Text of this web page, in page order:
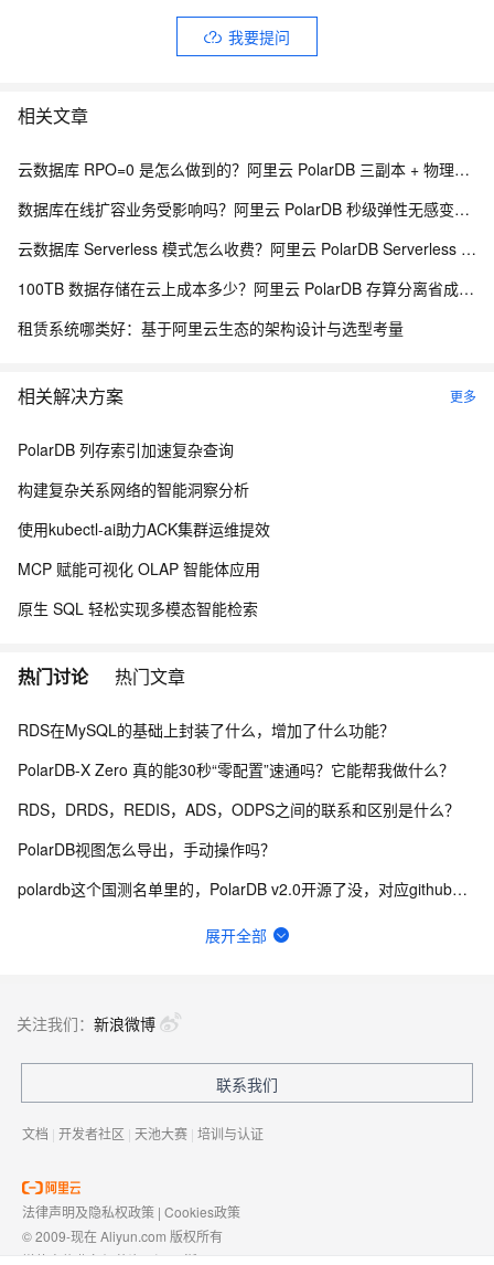
我要提问
相关文章
云数据库 RPO=0 是怎么做到的？阿里云 PolarDB 三副本 + 物理复制解析
数据库在线扩容业务受影响吗？阿里云 PolarDB 秒级弹性无感变配解析
云数据库 Serverless 模式怎么收费？阿里云 PolarDB Serverless 按需计费解析
100TB 数据存储在云上成本多少？阿里云 PolarDB 存算分离省成本解析
租赁系统哪类好：基于阿里云生态的架构设计与选型考量
相关解决方案 更多
PolarDB 列存索引加速复杂查询
构建复杂关系网络的智能洞察分析
使用kubectl-ai助力ACK集群运维提效
MCP 赋能可视化 OLAP 智能体应用
原生 SQL 轻松实现多模态智能检索
热门讨论 热门文章
RDS在MySQL的基础上封装了什么，增加了什么功能？
PolarDB-X Zero 真的能30秒“零配置”速通吗？它能帮我做什么？
RDS，DRDS，REDIS，ADS，ODPS之间的联系和区别是什么？
PolarDB视图怎么导出，手动操作吗？
polardb这个国测名单里的，PolarDB v2.0开源了没，对应github哪个项目啊？
展开全部
关注我们： 新浪微博
联系我们
文档 | 开发者社区 | 天池大赛 | 培训与认证
法律声明及隐私权政策 | Cookies政策
© 2009-现在 Aliyun.com 版权所有
增值电信业务经营许可证： 浙B2-20080101